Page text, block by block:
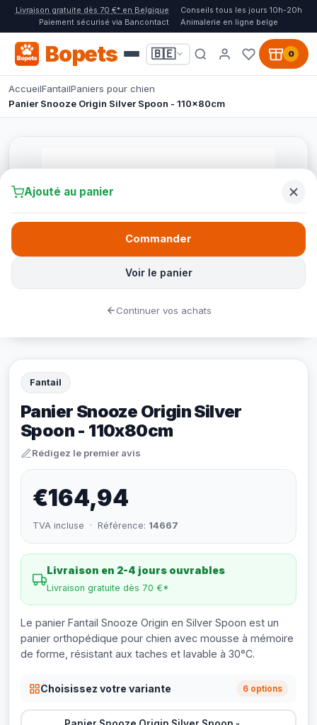
Livraison gratuite dès 70 €* en Belgique
Conseils tous les jours 10h-20h
Paiement sécurisé via Bancontact
Animalerie en ligne belge
Bopets 🇧🇪 0
AccueilFantailPaniers pour chien
Panier Snooze Origin Silver Spoon - 110x80cm
Fantail
Panier Snooze Origin Silver
Spoon - 110x80cm
Rédigez le premier avis
€164,94
TVA incluse · Référence: 14667
Livraison en 2-4 jours ouvrables
Livraison gratuite dès 70 €*
Le panier Fantail Snooze Origin en Silver Spoon est un
panier orthopédique pour chien avec mousse à mémoire
de forme, résistant aux taches et lavable à 30°C.
Choisissez votre variante 6 options
Ajouté au panier
Voir le panier
Commander
Continuer vos achats